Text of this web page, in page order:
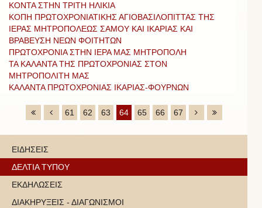
ΚΟΝΤΑ ΣΤΗΝ ΤΡΙΤΗ ΗΛΙΚΙΑ
ΚΟΠΗ ΠΡΩΤΟΧΡΟΝΙΑΤΙΚΗΣ ΑΓΙΟΒΑΣΙΛΟΠΙΤΤΑΣ ΤΗΣ
ΙΕΡΑΣ ΜΗΤΡΟΠΟΛΕΩΣ ΣΑΜΟΥ ΚΑΙ ΙΚΑΡΙΑΣ ΚΑΙ
ΒΡΑΒΕΥΣΗ ΝΕΩΝ ΦΟΙΤΗΤΩΝ
ΠΡΩΤΟΧΡΟΝΙΑ ΣΤΗΝ ΙΕΡΑ ΜΑΣ ΜΗΤΡΟΠΟΛΗ
ΤΑ ΚΑΛΑΝΤΑ ΤΗΣ ΠΡΩΤΟΧΡΟΝΙΑΣ ΣΤΟΝ
ΜΗΤΡΟΠΟΛΙΤΗ ΜΑΣ
ΚΑΛΑΝΤΑ ΠΡΩΤΟΧΡΟΝΙΑΣ ΙΚΑΡΙΑΣ-ΦΟΥΡΝΩΝ
61 62 63 64 65 66 67
ΕΙΔΗΣΕΙΣ
ΔΕΛΤΙΑ ΤΥΠΟΥ
ΕΚΔΗΛΩΣΕΙΣ
ΔΙΑΚΗΡΥΞΕΙΣ - ΔΙΑΓΩΝΙΣΜΟΙ